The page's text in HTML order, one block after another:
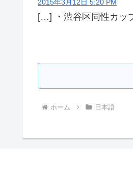
2015年3月12日 5:20 PM
[…] ・渋谷区同性カッ
ホーム 日本語